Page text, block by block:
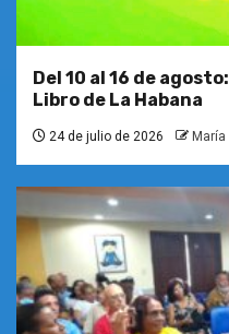
Del 10 al 16 de
Libro de La Habana
24 de julio de 2026